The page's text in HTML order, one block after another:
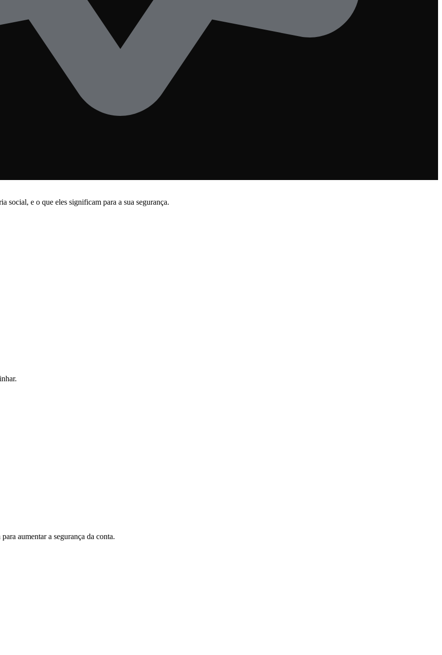
social, e o que eles significam para a sua segurança.
aumentar a segurança da conta.